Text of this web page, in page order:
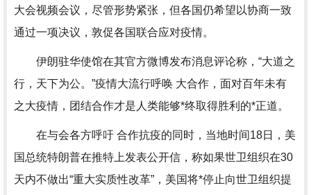
大会视频会议，尽管形势紧张，但各国仍希望以协商一致
通过一项决议，敦促各国联合应对疫情。
伊朗驻华使馆在其官方微博发布消息评论称，“大道之
行，天下为公。”疫情大流行呼唤 大合作，面对百年未有
之大疫情，团结合作才是人类能够*终取得胜利的*正道。
在与会各方呼吁 合作抗疫的同时，当地时间18日，美
国总统特朗普在推特上发表公开信，称如果世卫组织在30
天内不做出“重大实质性改革”，美国将*停止向世卫组织提